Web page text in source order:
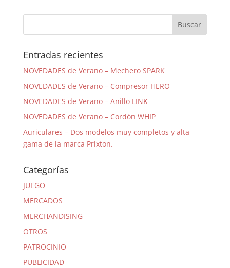
Entradas recientes
NOVEDADES de Verano – Mechero SPARK
NOVEDADES de Verano – Compresor HERO
NOVEDADES de Verano – Anillo LINK
NOVEDADES de Verano – Cordón WHIP
Auriculares – Dos modelos muy completos y alta
gama de la marca Prixton.
Categorías
JUEGO
MERCADOS
MERCHANDISING
OTROS
PATROCINIO
PUBLICIDAD